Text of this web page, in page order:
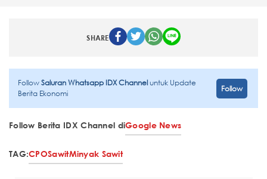
SHARE
FollowSaluran Whatsapp IDX Channeluntuk Update
Berita Ekonomi
Follow
Follow Berita IDX Channel diGoogle News
TAG:CPOSawitMinyak Sawit